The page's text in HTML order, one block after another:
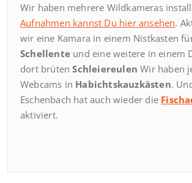
Wir haben mehrere Wildkameras
Aufnahmen kannst Du hier ansehen.
wir eine Kamara in einem Nistkasten
Schellente und eine weitere in einem
dort brütenSchleiereulen Wir haben
Webcams in Habichtskauzkästen.
Eschenbach hat auch wieder die
aktiviert.